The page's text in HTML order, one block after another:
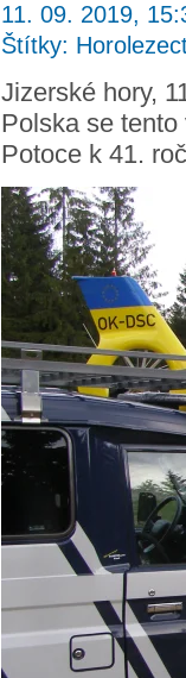
11. 09. 2019,
Štítky:
Jizerské hory,
Polska se
Potoce k 41.